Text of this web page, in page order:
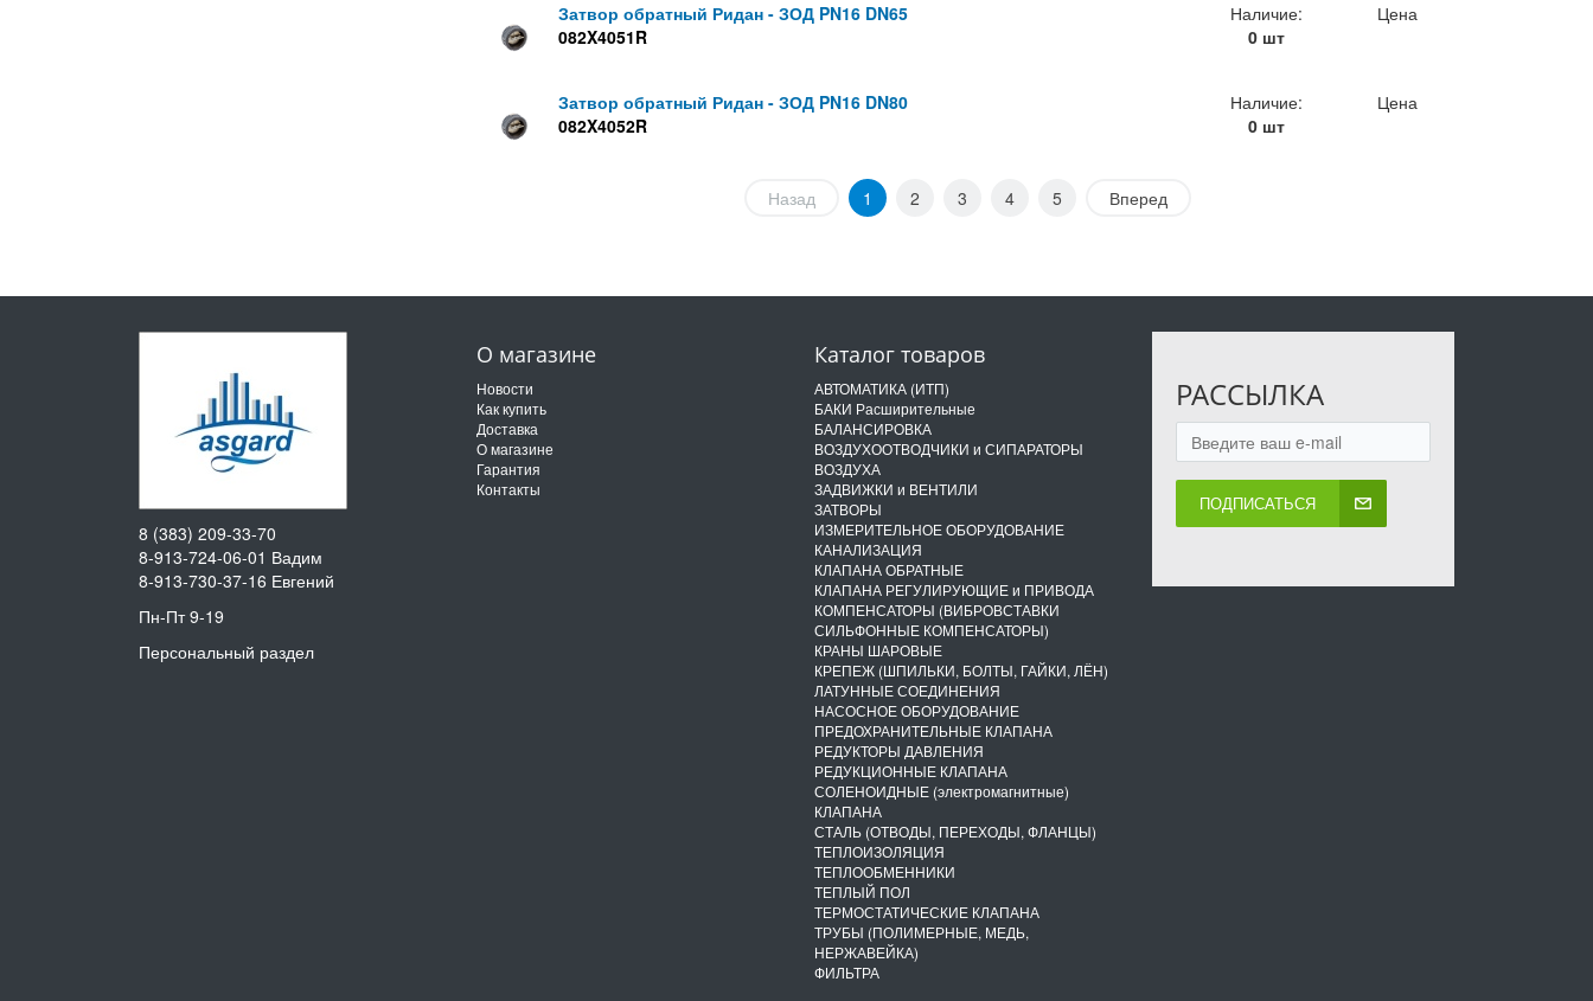
Затвор обратный Ридан - ЗОД PN16 DN65
082X4051R
Наличие:
0 шт
Цена
Затвор обратный Ридан - ЗОД PN16 DN80
082X4052R
Наличие:
0 шт
Цена
Назад 1 2 3 4 5 Вперед
О магазине
Новости
Как купить
Доставка
О магазине
Гарантия
Контакты
Каталог товаров
АВТОМАТИКА (ИТП)
БАКИ Расширительные
БАЛАНСИРОВКА
ВОЗДУХООТВОДЧИКИ и СИПАРАТОРЫ
ВОЗДУХА
ЗАДВИЖКИ и ВЕНТИЛИ
ЗАТВОРЫ
ИЗМЕРИТЕЛЬНОЕ ОБОРУДОВАНИЕ
КАНАЛИЗАЦИЯ
КЛАПАНА ОБРАТНЫЕ
КЛАПАНА РЕГУЛИРУЮЩИЕ и ПРИВОДА
КОМПЕНСАТОРЫ (ВИБРОВСТАВКИ
СИЛЬФОННЫЕ КОМПЕНСАТОРЫ)
КРАНЫ ШАРОВЫЕ
КРЕПЕЖ (ШПИЛЬКИ, БОЛТЫ, ГАЙКИ, ЛЁН)
ЛАТУННЫЕ СОЕДИНЕНИЯ
НАСОСНОЕ ОБОРУДОВАНИЕ
ПРЕДОХРАНИТЕЛЬНЫЕ КЛАПАНА
РЕДУКТОРЫ ДАВЛЕНИЯ
РЕДУКЦИОННЫЕ КЛАПАНА
СОЛЕНОИДНЫЕ (электромагнитные)
КЛАПАНА
СТАЛЬ (ОТВОДЫ, ПЕРЕХОДЫ, ФЛАНЦЫ)
ТЕПЛОИЗОЛЯЦИЯ
ТЕПЛООБМЕННИКИ
ТЕПЛЫЙ ПОЛ
ТЕРМОСТАТИЧЕСКИЕ КЛАПАНА
ТРУБЫ (ПОЛИМЕРНЫЕ, МЕДЬ,
НЕРЖАВЕЙКА)
ФИЛЬТРА
РАССЫЛКА
ПОДПИСАТЬСЯ
8 (383) 209-33-70
8-913-724-06-01 Вадим
8-913-730-37-16 Евгений
Пн-Пт 9-19
Персональный раздел